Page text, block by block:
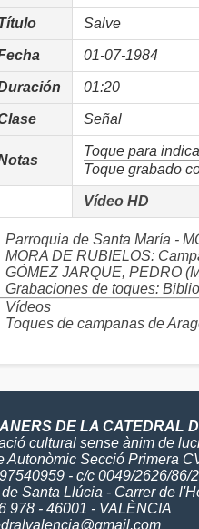
Salve
01-07-1984
01:20
Señal
Toque para
Toque grabado
Vídeo HD
Parroquia de Santa María -
MORA DE RUBIELOS:
GÓMEZ JARQUE, PEDRO
Grabaciones de toques:
Vídeos
Toques de campanas de
DE LA CATEDRAL
cultural sense ànim de
Autonòmic Secció Primera
- c/c 0049/2626/86/
Santa Llúcia - Carrer de
978 - 46001 - VALÈNCIA